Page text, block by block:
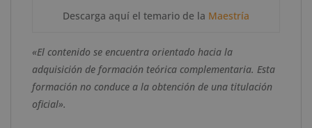
Descarga aquí el temario de la Maestría
«El contenido se encuentra orientado hacia la
adquisición de formación teórica complementaria. Esta
formación no conduce a la obtención de una titulación
oficial».